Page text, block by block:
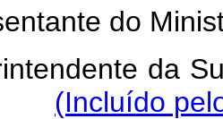
do
da
(Incluído